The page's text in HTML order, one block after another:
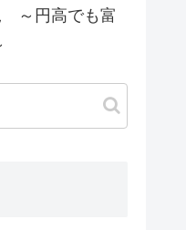
～円高でも富